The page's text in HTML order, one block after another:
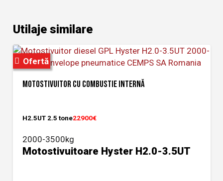
Utilaje similare
Ofertă
MOTOSTIVUITOR CU COMBUSTIE INTERNĂ
H2.5UT 2.5 tone22900€
2000-3500kg
Motostivuitoare Hyster H2.0-3.5UT